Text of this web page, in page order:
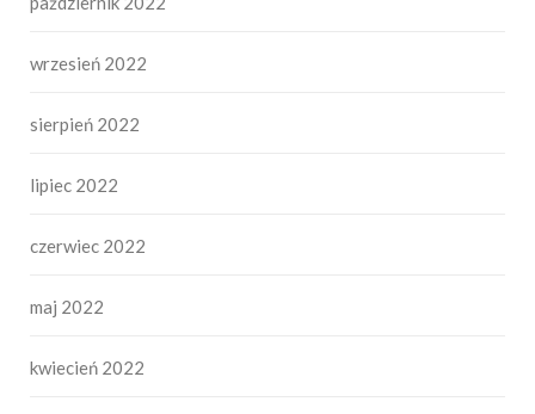
wrzesień 2022
sierpień 2022
lipiec 2022
czerwiec 2022
maj 2022
kwiecień 2022